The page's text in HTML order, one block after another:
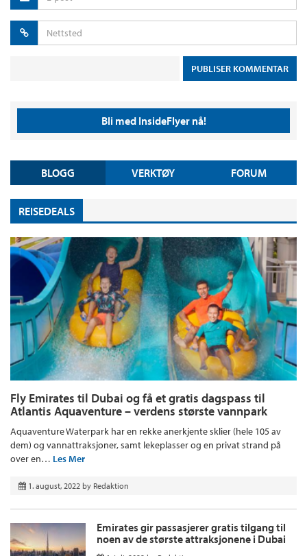
Bli med InsideFlyer nå!
BLOGG VERKTØY FORUM
REISEDEALS
Fly Emirates til Dubai og få et gratis dagspass til
Atlantis Aquaventure – verdens største vannpark
Aquaventure Waterpark har en rekke anerkjente sklier (hele 105 av
dem) og vannattraksjoner, samt lekeplasser og en privat strand på
over en… Les Mer
1. august, 2022 by Redaktion
Emirates gir passasjerer gratis tilgang til
noen av de største attraksjonene i Dubai